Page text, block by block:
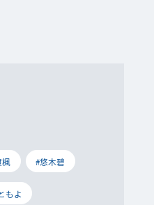
楓 #悠木碧
もよ